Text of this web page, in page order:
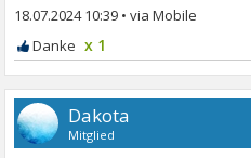
18.07.2024 10:39 •
x 1
Dakota
Mitglied